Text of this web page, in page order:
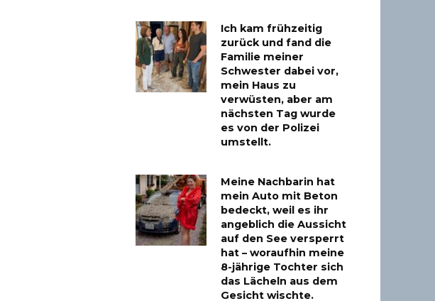
Ich kam frühzeitig
zurück und fand die
Familie meiner
Schwester dabei vor,
mein Haus zu
verwüsten, aber am
nächsten Tag wurde
es von der Polizei
umstellt.
Meine Nachbarin hat
mein Auto mit Beton
bedeckt, weil es ihr
angeblich die Aussicht
auf den See versperrt
hat – woraufhin meine
8-jährige Tochter sich
das Lächeln aus dem
Gesicht wischte.